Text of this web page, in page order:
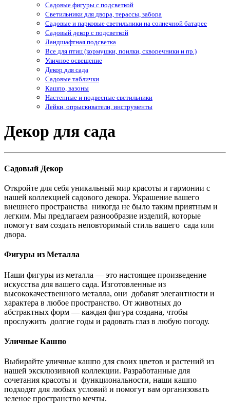
Садовые фигуры с подсветкой
Светильники для двора, терассы, забора
Садовые и парковые светильники на солнечной батарее
Садовый декор с подсветкой
Ландшафтная подсветка
Все для птиц (кормушки, поилки, скворечники и пр.)
Уличное освещение
Декор для сада
Садовые таблички
Кашпо, вазоны
Настенные и подвесные светильники
Лейки, опрыскиватели, инструменты
Декор для сада
Садовый Декор
Откройте для себя уникальный мир красоты и гармонии с
нашей коллекцией садового декора. Украшение вашего
внешнего пространства никогда не было таким приятным и
легким. Мы предлагаем разнообразие изделий, которые
помогут вам создать неповторимый стиль вашего сада или
двора.
Фигуры из Металла
Наши фигуры из металла — это настоящее произведение
искусства для вашего сада. Изготовленные из
высококачественного металла, они добавят элегантности и
характера в любое пространство. От животных до
абстрактных форм — каждая фигура создана, чтобы
прослужить долгие годы и радовать глаз в любую погоду.
Уличные Кашпо
Выбирайте уличные кашпо для своих цветов и растений из
нашей эксклюзивной коллекции. Разработанные для
сочетания красоты и функциональности, наши кашпо
подходят для любых условий и помогут вам организовать
зеленое пространство мечты.